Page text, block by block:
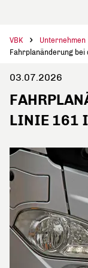
VBK Unternehmen
Fahrplanänderung bei
03.07.2026
LINIE 161